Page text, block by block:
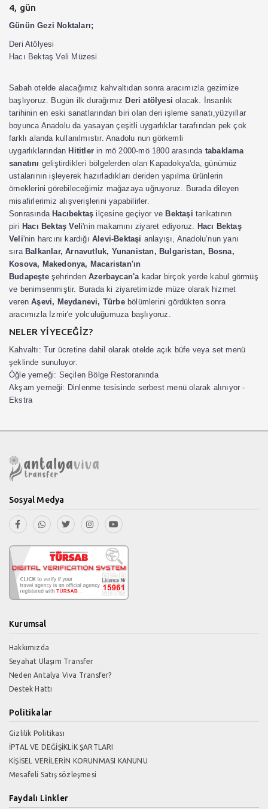
4, gün
Günün Gezi Noktaları;
Deri Atölyesi
Hacı Bektaş Veli Müzesi
Sabah otelde alacağımız kahvaltıdan sonra aracımızla gezimize
başlıyoruz. Bugün ilk durağımız Deri atölyesi olacak. İnsanlık
tarihinin en eski sanatlarından biri olan deri işleme sanatı,yüzyıllar
boyunca Anadolu da yasayan çeşitli uygarlıklar tarafından pek çok
farklı alanda kullanılmıstır. Anadolu nun görkemli
uygarlıklarından Hititler in mö 2000-mö 1800 arasında tabaklama
sanatını geliştirdikleri bölgelerden olan Kapadokya'da, günümüz
ustalarının işleyerek hazırladıkları deriden yapılma ürünlerin
örneklerini görebileceğimiz mağazaya uğruyoruz. Burada dileyen
misafirlerimiz alışverişlerini yapabilirler.
Sonrasında Hacıbektaş ilçesine geçiyor ve Bektaşi tarikatının
piri Hacı Bektaş Vel i'nin makamını ziyaret ediyoruz. Hacı Bektaş
Veli'nin harcını kardığıAlevi-Bektaşi anlayışı, Anadolu’nun yanı
sıra Balkanlar, Arnavutluk, Yunanistan, Bulgaristan, Bosna,
Kosova, Makedonya, Macaristan'ın
BudapeşteşehrindenAzerbaycan'akadar birçok yerde kabul görmüş
ve benimsenmiştir. Burada ki ziyaretimizde müze olarak hizmet
verenAşevi, Meydanevi, Türbebölümlerini gördükten sonra
aracımızla İzmir'e yolculuğumuza başlıyoruz.
NELER YİYECEĞİZ?
Kahvaltı: Tur ücretine dahil olarak otelde açık büfe veya set menü
şeklinde sunuluyor.
Öğle yemeği: Seçilen Bölge Restoranında
Akşam yemeği: Dinlenme tesisinde serbest menü olarak alınıyor -
Ekstra
Sosyal Medya
Kurumsal
Hakkımızda
Seyahat Ulaşım Transfer
Neden Antalya Viva Transfer?
Destek Hattı
Politikalar
Gizlilik Politikası
İPTAL VE DEĞİŞİKLİK ŞARTLARI
KİŞİSEL VERİLERİN KORUNMASI KANUNU
Mesafeli Satış sözleşmesi
Faydalı Linkler